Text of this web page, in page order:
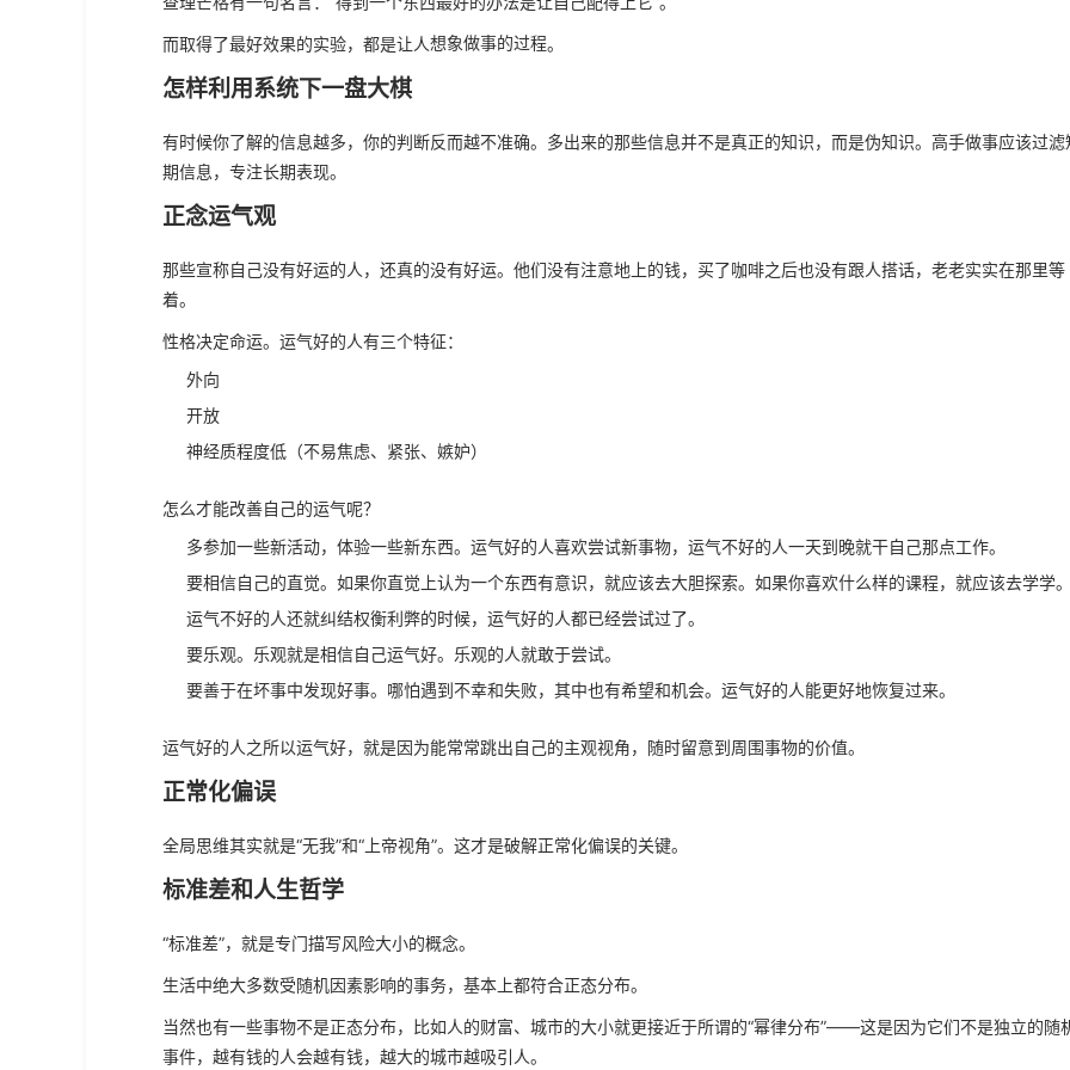
而取得了最好效果的实验，都是让人想象做事的过程。
怎样利用系统下一盘大棋
有时候你了解的信息越多，你的判断反而越不准确。多出来的那些信息并不是真正的知识，而是伪知识。高手做事应该过滤
期信息，专注长期表现。
正念运气观
那些宣称自己没有好运的人，还真的没有好运。他们没有注意地上的钱，买了咖啡之后也没有跟人搭话，老老实实在那里等
着。
性格决定命运。运气好的人有三个特征：
外向
开放
神经质程度低（不易焦虑、紧张、嫉妒）
怎么才能改善自己的运气呢？
多参加一些新活动，体验一些新东西。运气好的人喜欢尝试新事物，运气不好的人一天到晚就干自己那点工作。
要相信自己的直觉。如果你直觉上认为一个东西有意识，就应该去大胆探索。如果你喜欢什么样的课程，就应该去学学
运气不好的人还就纠结权衡利弊的时候，运气好的人都已经尝试过了。
要乐观。乐观就是相信自己运气好。乐观的人就敢于尝试。
要善于在坏事中发现好事。哪怕遇到不幸和失败，其中也有希望和机会。运气好的人能更好地恢复过来。
运气好的人之所以运气好，就是因为能常常跳出自己的主观视角，随时留意到周围事物的价值。
正常化偏误
全局思维其实就是“无我”和“上帝视角”。这才是破解正常化偏误的关键。
标准差和人生哲学
“标准差”，就是专门描写风险大小的概念。
生活中绝大多数受随机因素影响的事务，基本上都符合正态分布。
当然也有一些事物不是正态分布，比如人的财富、城市的大小就更接近于所谓的“幂律分布”——这是因为它们不是独立的随
事件，越有钱的人会越有钱，越大的城市越吸引人。